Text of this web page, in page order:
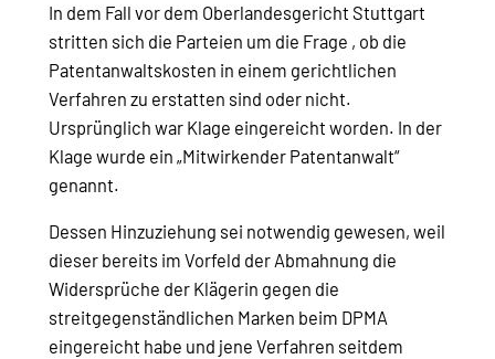
In dem Fall vor dem Oberlandesgericht Stuttgart
stritten sich die Parteien um die Frage , ob die
Patentanwaltskosten in einem gerichtlichen
Verfahren zu erstatten sind oder nicht.
Ursprünglich war Klage eingereicht worden. In der
Klage wurde ein „Mitwirkender Patentanwalt“
genannt.
Dessen Hinzuziehung sei notwendig gewesen, weil
dieser bereits im Vorfeld der Abmahnung die
Widersprüche der Klägerin gegen die
streitgegenständlichen Marken beim DPMA
eingereicht habe und jene Verfahren seitdem